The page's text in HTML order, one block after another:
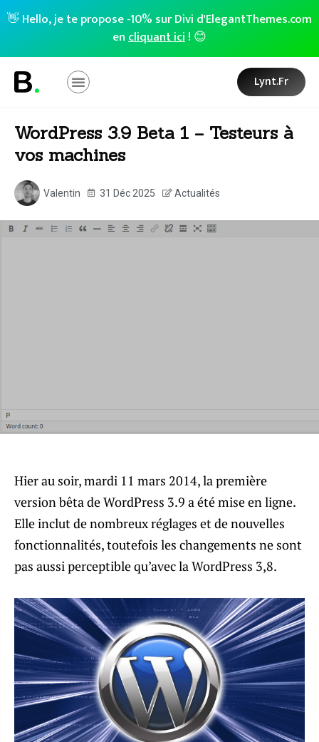
👋 Hello, je te propose -10% sur Divi d'ElegantThemes.com
encliquant ici! 😊
Lynt.fr
WordPress 3.9 Beta 1 – Testeurs à
vos machines
Valentin 31 Déc 2025 Actualités
Hier au soir, mardi 11 mars 2014, la première
version bêta de WordPress 3.9 a été mise en ligne.
Elle inclut de nombreux réglages et de nouvelles
fonctionnalités, toutefois les changements ne sont
pas aussi perceptible qu’avec la WordPress 3,8.